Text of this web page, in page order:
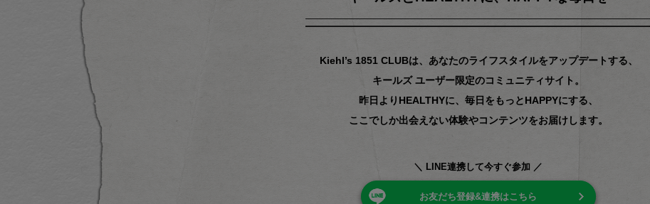
Kiehl’s 1851 CLUBは、 あなたのライフスタイルをアップデートする、
キールズ ユーザー限定のコミュニティサイト。
昨日よりHEALTHYに、 毎日をもっとHAPPYにする、
ここでしか出会えない体験やコンテンツをお届けします。
＼ LINE連携して今すぐ参加 ／
お友だち登録&連携はこちら